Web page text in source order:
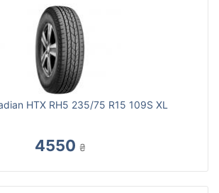
HTX RH5 235/75 R15 109S XL
4550 ₴